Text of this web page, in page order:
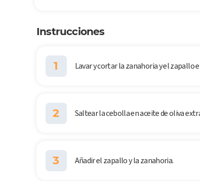
Instrucciones
1 Lavar y cortar la zanahoria y el zapallo
2 Saltear la cebolla en aceite de oliva
3 Añadir el zapallo y la zanahoria.